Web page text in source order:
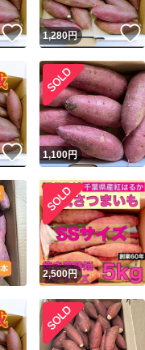
いいね！
1,280円
いいね！
1,100円
2,500円